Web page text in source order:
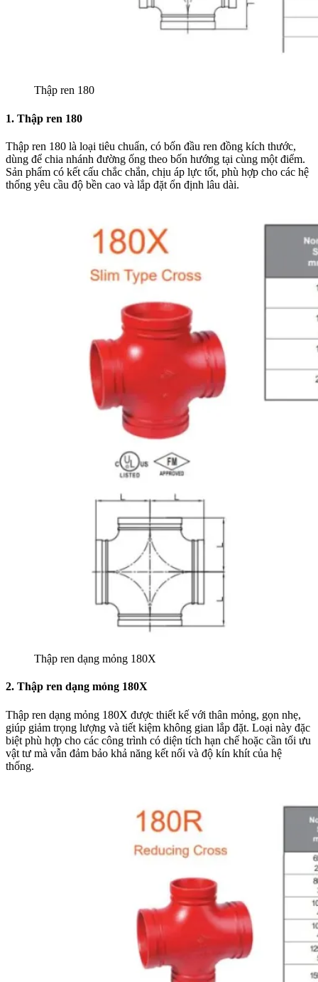
Thập ren 180
1. Thập ren 180
Thập ren 180 là loại tiêu chuẩn, có bốn đầu ren đồng kích thước,
dùng để chia nhánh đường ống theo bốn hướng tại cùng một điểm.
Sản phẩm có kết cấu chắc chắn, chịu áp lực tốt, phù hợp cho các hệ
thống yêu cầu độ bền cao và lắp đặt ổn định lâu dài.
Thập ren dạng mỏng 180X
2. Thập ren dạng mỏng 180X
Thập ren dạng mỏng 180X được thiết kế với thân mỏng, gọn nhẹ,
giúp giảm trọng lượng và tiết kiệm không gian lắp đặt. Loại này đặc
biệt phù hợp cho các công trình có diện tích hạn chế hoặc cần tối ưu
vật tư mà vẫn đảm bảo khả năng kết nối và độ kín khít của hệ
thống.